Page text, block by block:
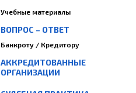
Учебные материалы
ВОПРОС – ОТВЕТ
Банкроту / Кредитору
АККРЕДИТОВАННЫЕ
ОРГАНИЗАЦИИ